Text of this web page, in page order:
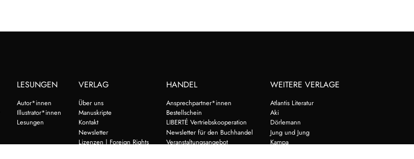
LESUNGEN
Autor*innen
Illustrator*innen
Lesungen
VERLAG
Über uns
Manuskripte
Kontakt
Newsletter
Lizenzen | Foreign Rights
HANDEL
Ansprechpartner*innen
Bestellschein
LIBERTÉ Vertriebskooperation
Newsletter für den Buchhandel
Veranstaltungsangebot
WEITERE VERLAGE
Atlantis Literatur
Aki
Dörlemann
Jung und Jung
Kampa